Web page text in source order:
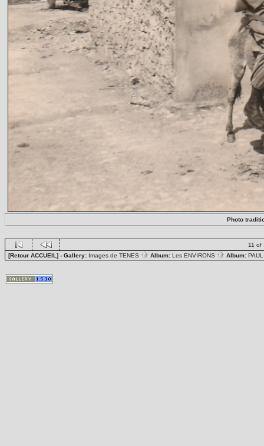
Photo
11 of
[Retour ACCUEIL] - Gallery: Images de TENES Album: Les ENVIRONS Album: